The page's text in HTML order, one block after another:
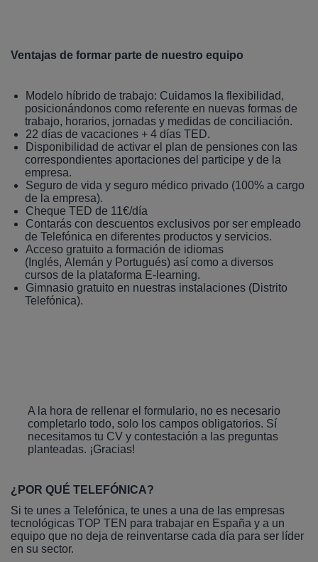
Ventajas de formar parte de nuestro equipo
Modelo híbrido de trabajo: Cuidamos la flexibilidad,
posicionándonos como referente en nuevas formas de
trabajo, horarios, jornadas y medidas de conciliación.
22 días de vacaciones + 4 días TED.
Disponibilidad de activar el plan de pensiones con las
correspondientes aportaciones del participe y de la
empresa.
Seguro de vida y seguro médico privado (100% a cargo
de la empresa).
Cheque TED de 11€/día
Contarás con descuentos exclusivos por ser empleado
de Telefónica en diferentes productos y servicios.
Acceso gratuito a formación de idiomas
(Inglés, Alemán y Portugués) así como a diversos
cursos de la plataforma E-learning.
Gimnasio gratuito en nuestras instalaciones (Distrito
Telefónica).
A la hora de rellenar el formulario, no es necesario
completarlo todo, solo los campos obligatorios. Sí
necesitamos tu CV y contestación a las preguntas
planteadas. ¡Gracias!
¿POR QUÉ TELEFÓNICA?
Si te unes a Telefónica, te unes a una de las empresas
tecnológicas TOP TEN para trabajar en España y a un
equipo que no deja de reinventarse cada día para ser líder
en su sector.